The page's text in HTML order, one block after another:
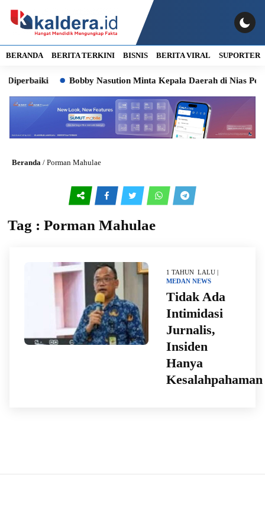
BERANDA BERITA TERKINI BISNIS BERITA VIRAL SUPORTER
Bobby Nasution Minta Kepala Daerah di Nias
Beranda / Porman Mahulae
Tag : Porman Mahulae
1 TAHUN LALU |
MEDAN NEWS
Tidak Ada
Intimidasi
Jurnalis,
Insiden
Hanya
Kesalahpahaman